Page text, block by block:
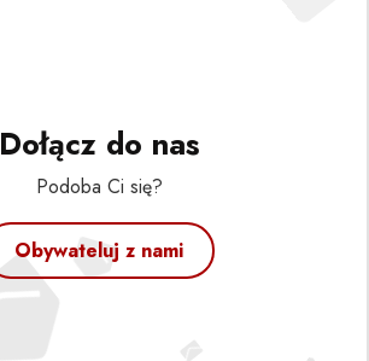
Dołącz do nas
Podoba Ci się?
Obywateluj z nami